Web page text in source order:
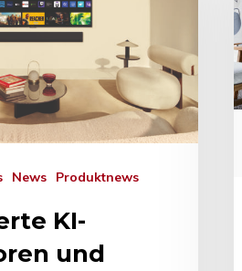
News Produktnews
KI-
und